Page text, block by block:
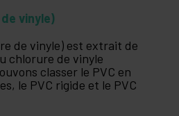
vinyle)
de vinyle) est extrait de
chlorure de vinyle
classer le PVC en
le PVC rigide et le PVC